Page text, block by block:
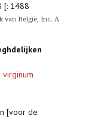
[: 1488
van België, Inc. A
[voor de